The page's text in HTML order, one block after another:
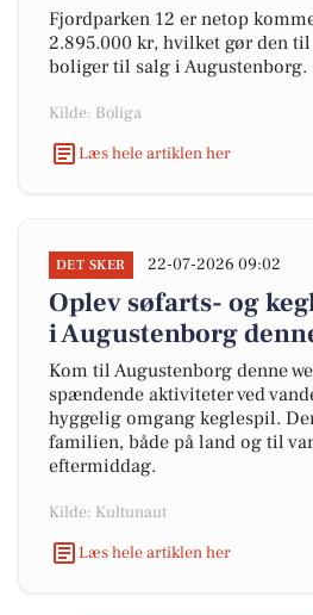
Fjordparken 12 er netop
2.895.000 kr, hvilket gør den til
boliger til salg i Augustenborg.
Kilde: Boliga
Læs hele artiklen her
DET SKER 22-07-2026 09:02
Oplev søfarts- og
i Augustenborg
Kom til Augustenborg denne
spændende aktiviteter ved
hyggelig omgang keglespil.
familien, både på land og til
eftermiddag.
Kilde: Kultunaut
Læs hele artiklen her